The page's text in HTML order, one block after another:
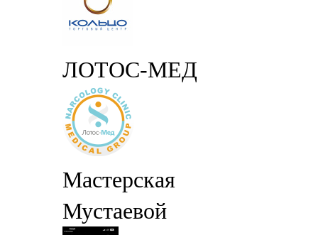
ЛОТОС-МЕД
Мастерская
Мустаевой